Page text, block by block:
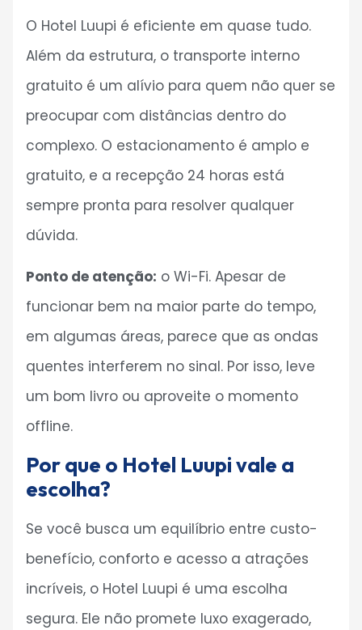
O Hotel Luupi é eficiente em quase tudo.
Além da estrutura, o transporte interno
gratuito é um alívio para quem não quer se
preocupar com distâncias dentro do
complexo. O estacionamento é amplo e
gratuito, e a recepção 24 horas está
sempre pronta para resolver qualquer
dúvida.
Ponto de atenção: o Wi-Fi. Apesar de
funcionar bem na maior parte do tempo,
em algumas áreas, parece que as ondas
quentes interferem no sinal. Por isso, leve
um bom livro ou aproveite o momento
offline.
Por que o Hotel Luupi vale a
escolha?
Se você busca um equilíbrio entre custo-
benefício, conforto e acesso a atrações
incríveis, o Hotel Luupi é uma escolha
segura. Ele não promete luxo exagerado,